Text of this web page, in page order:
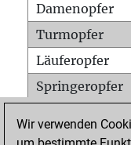
Damenopfer
Turmopfer
Läuferopfer
Springeropfer
Matt auf
Wir verwenden